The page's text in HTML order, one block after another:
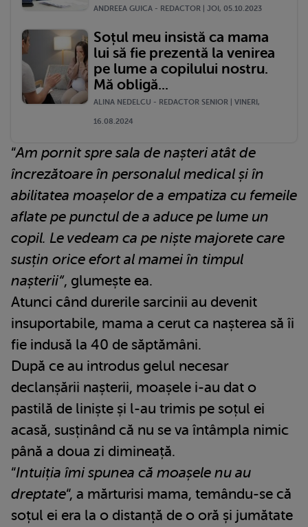
ANDREEA GUICA - REDACTOR | JOI, 05.10.2023
Soțul meu insistă ca mama
lui să fie prezentă la venirea
pe lume a copilului nostru.
Mă obligă...
ALINA NEDELCU - REDACTOR SENIOR | VINERI,
16.08.2024
“Am pornit spre sala de nașteri atât de
încrezătoare în personalul medical și în
abilitatea moașelor de a empatiza cu femeile
aflate pe punctul de a aduce pe lume un
copil. Le vedeam ca pe niște majorete care
susțin orice efort al mamei în timpul
nașterii“, glumește ea.
Atunci când durerile sarcinii au devenit
insuportabile, mama a cerut ca nașterea să îi
fie indusă la 40 de săptămâni.
După ce au introdus gelul necesar
declanșării nașterii, moașele i-au dat o
pastilă de liniște și l-au trimis pe soțul ei
acasă, susținând că nu se va întâmpla nimic
până a doua zi dimineață.
“Intuiția îmi spunea că moașele nu au
dreptate“, a mărturisi mama, temându-se că
soțul ei era la o distanță de o oră și jumătate